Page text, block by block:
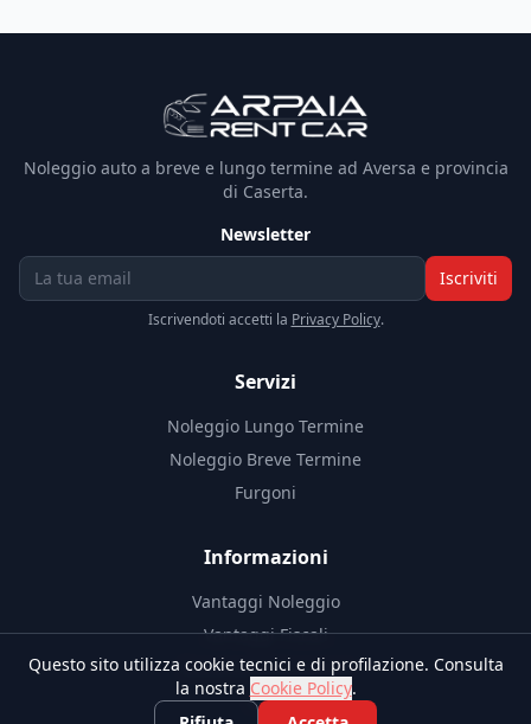
Noleggio auto a breve e lungo termine ad Aversa e provincia
di Caserta.
Newsletter
Iscriviti
Iscrivendoti accetti la Privacy Policy.
Servizi
Noleggio Lungo Termine
Noleggio Breve Termine
Furgoni
Informazioni
Vantaggi Noleggio
Vantaggi Fiscali
Documenti Necessari
Blog
Questo sito utilizza cookie tecnici e di profilazione. Consulta
la nostra Cookie Policy.